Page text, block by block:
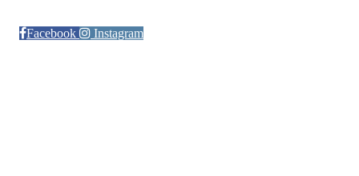
Facebook
Instagram